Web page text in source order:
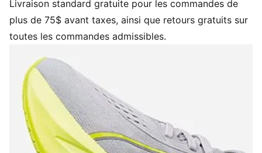
traction fiable. Kilomètre après kilomètre, ces
chaussures offrent confort et performance sans
effort.
La partie supérieure des chaussures est composée
d'au moins 30 % de matériaux recyclés.
DETAILS
Largeur : Normal
Type de bout : Rond
Fermeture : Lacets
Type de talon : 6 mm
Livraison standard gratuite pour les commandes de
plus de 75$ avant taxes, ainsi que retours gratuits sur
toutes les commandes admissibles.